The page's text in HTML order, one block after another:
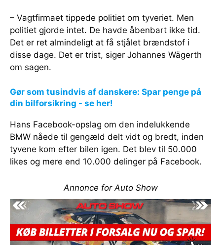
– Vagtfirmaet tippede politiet om tyveriet. Men
politiet gjorde intet. De havde åbenbart ikke tid.
Det er ret almindeligt at få stjålet brændstof i
disse dage. Det er trist, siger Johannes Wägerth
om sagen.
Gør som tusindvis af danskere: Spar penge på
din bilforsikring - se her!
Hans Facebook-opslag om den indelukkende
BMW nåede til gengæld delt vidt og bredt, inden
tyvene kom efter bilen igen. Det blev til 50.000
likes og mere end 10.000 delinger på Facebook.
Annonce for Auto Show